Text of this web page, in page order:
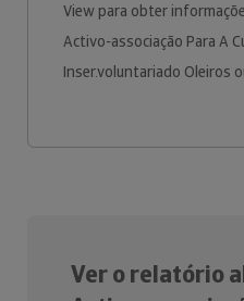
View para obter
Activo-associação Para A
Inser.voluntariado Oleiros
Ver o relatório